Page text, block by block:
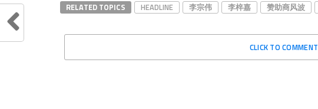
RELATED TOPICS HEADLINE 李宗伟 李梓嘉 赞助商风波
CLICK TO COMMENT